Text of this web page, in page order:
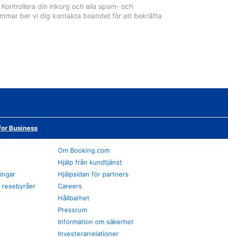
din inkorg och alla spam- och
ber vi dig kontakta boendet för att bekräfta
Business
resebyråer
Om Booking.com
Hjälp från kundtjänst
Hjälpsidan för partners
Careers
Hållbarhet
Pressrum
Information om säkerhet
Investerarrelationer